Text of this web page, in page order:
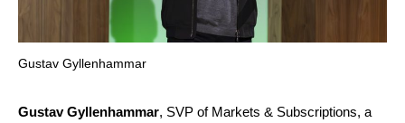
Gustav Gyllenhammar
Gustav Gyllenhammar, SVP of Markets & Subscriptions, a